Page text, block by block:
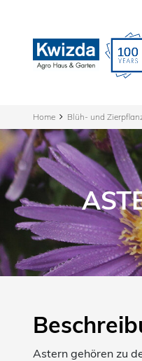
Home Blüh- und
Astern gehören zu